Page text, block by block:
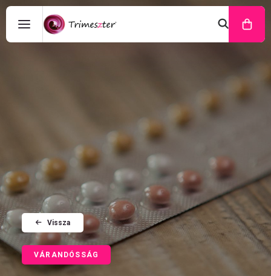
Vissza
VÁRANDÓSSÁG